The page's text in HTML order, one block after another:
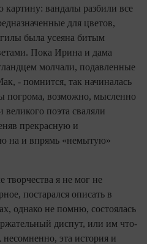
вандалы разбили все
для цветов,
была усеяна битым
Пока Ирина и дама
молчали, подавленные
- помнится, так начиналась
погрома, возможно, мысленно
поэта сваляли
прекрасную и
на и впрямь «немытую»
я не мог не
постарался описать в
однако не помню, состоялась
диспут, или им что-
эта история и